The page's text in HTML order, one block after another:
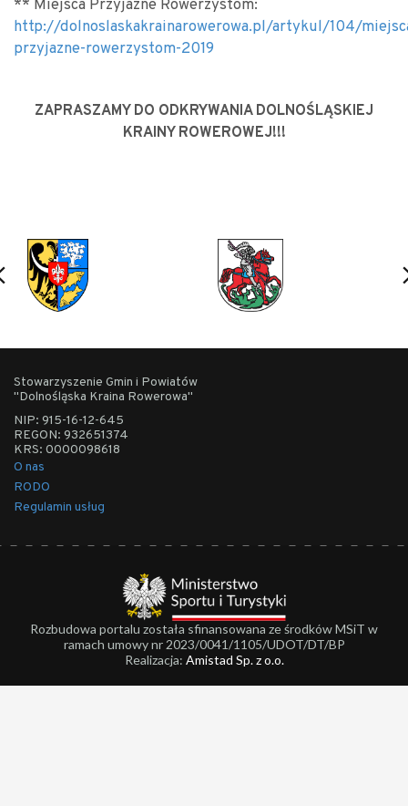
** Miejsca Przyjazne Rowerzystom:
http://dolnoslaskakrainarowerowa.pl/artykul/104/
przyjazne-rowerzystom-2019
ZAPRASZAMY DO ODKRYWANIA DOLNOŚLĄSKIEJ
KRAINY ROWEROWEJ!!!
Stowarzyszenie Gmin i Powiatów
"Dolnośląska Kraina Rowerowa"
NIP: 915-16-12-645
REGON: 932651374
KRS: 0000098618
O nas
RODO
Regulamin usług
Rozbudowa portalu została sfinansowana ze środków MSiT w
ramach umowy nr 2023/0041/1105/UDOT/DT/BP
Realizacja: Amistad Sp. z o.o.